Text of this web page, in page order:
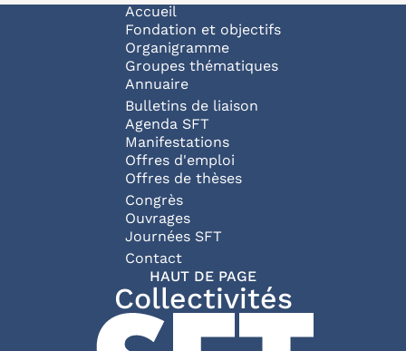
Navigation principale
Accueil
Fondation et objectifs
Organigramme
Groupes thématiques
Annuaire
Bulletins de liaison
Agenda SFT
Manifestations
Offres d'emploi
Offres de thèses
Congrès
Ouvrages
Journées SFT
Pied de page
Contact
HAUT DE PAGE
Collectivités